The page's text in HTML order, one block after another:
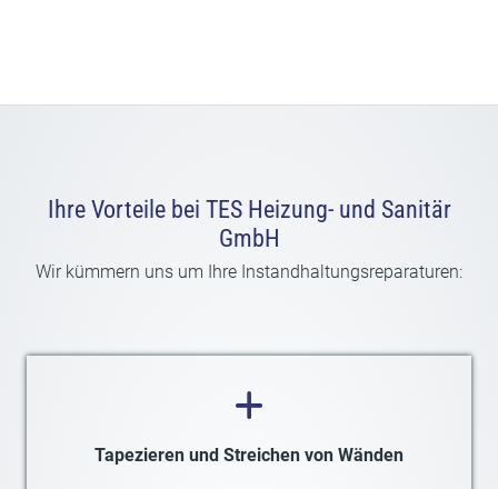
Ihre Vorteile bei TES Heizung- und Sanitär
GmbH
Wir kümmern uns um Ihre Instandhaltungsreparaturen:
Tapezieren und Streichen von Wänden